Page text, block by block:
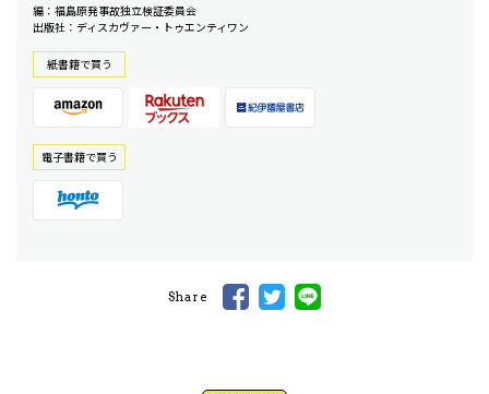
編：福島原発事故独立検証委員会
出版社：ディスカヴァー・トゥエンティワン
紙書籍で買う
電⼦書籍で買う
Share